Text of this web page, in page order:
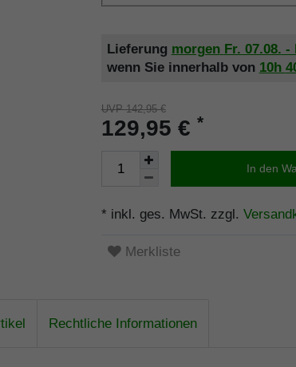
Lieferung morgen Fr. 07.08. -
wenn Sie innerhalb von 10h
UVP 142,95 €
129,95 € *
In den
* inkl. ges. MwSt. zzgl.
Merkliste
Rechtliche Informationen